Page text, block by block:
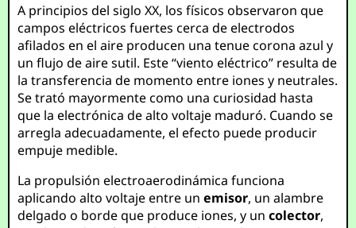
A principios del siglo XX, los físicos observaron que
campos eléctricos fuertes cerca de electrodos
afilados en el aire producen una tenue corona azul y
un flujo de aire sutil. Este “viento eléctrico” resulta de
la transferencia de momento entre iones y neutrales.
Se trató mayormente como una curiosidad hasta
que la electrónica de alto voltaje maduró. Cuando se
arregla adecuadamente, el efecto puede producir
empuje medible.
La propulsión electroaerodinámica funciona
aplicando alto voltaje entre unemisor, un alambre
delgado o borde que produce iones, y uncolector,